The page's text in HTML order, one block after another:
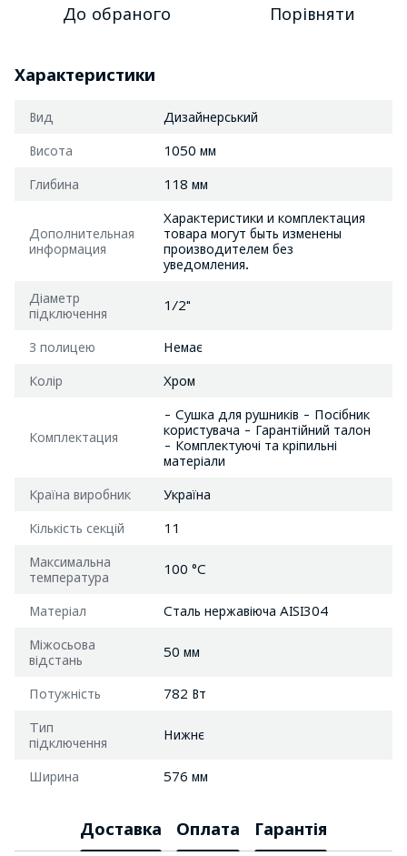
До обраного Порівняти
Характеристики
Вид Дизайнерський
Висота 1050 мм
Глибина 118 мм
Дополнительная
информация
Характеристики и комплектация
товара могут быть изменены
производителем без
уведомления.
Діаметр
підключення
1/2"
З полицею Немає
Колір Хром
Комплектация
- Сушка для рушників - Посібник
користувача - Гарантійний талон
- Комплектуючі та кріпильні
матеріали
Країна виробник Україна
Кількість секцій 11
Максимальна
температура
100 °C
Матеріал Сталь нержавіюча AISI304
Міжосьова
відстань
50 мм
Потужність 782 Вт
Тип
підключення
Нижнє
Ширина 576 мм
Доставка Оплата Гарантія